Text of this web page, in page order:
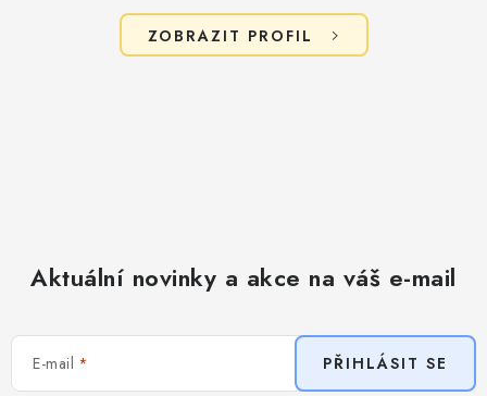
ZOBRAZIT PROFIL
Aktuální novinky a akce na váš e-mail
E-mail PŘIHLÁSIT SE